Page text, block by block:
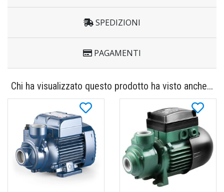
SPEDIZIONI
PAGAMENTI
Chi ha visualizzato questo prodotto ha visto anche...